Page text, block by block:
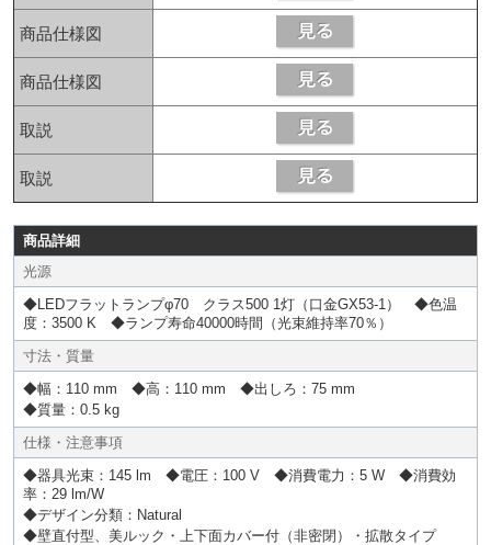
商品仕様図
商品仕様図
取説
取説
商品詳細
光源
◆LEDフラットランプφ70 クラス500 1灯（口金GX53-1） ◆色温
度：3500 K ◆ランプ寿命40000時間（光束維持率70％）
寸法・質量
◆幅：110 mm ◆高：110 mm ◆出しろ：75 mm
◆質量：0.5 kg
仕様・注意事項
◆器具光束：145 lm ◆電圧：100 V ◆消費電力：5 W ◆消費効
率：29 lm/W
◆デザイン分類：Natural
◆壁直付型、美ルック・上下面カバー付（非密閉）・拡散タイプ